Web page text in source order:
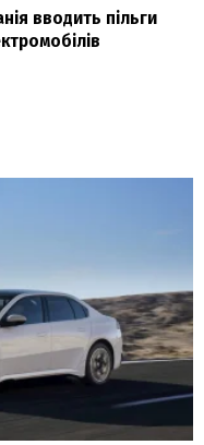
вводить пільги